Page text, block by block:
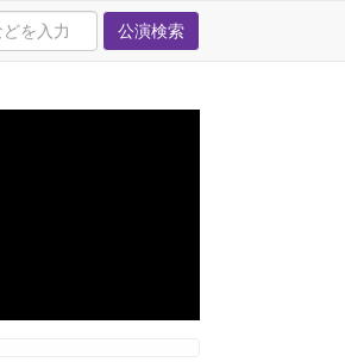
公演検索